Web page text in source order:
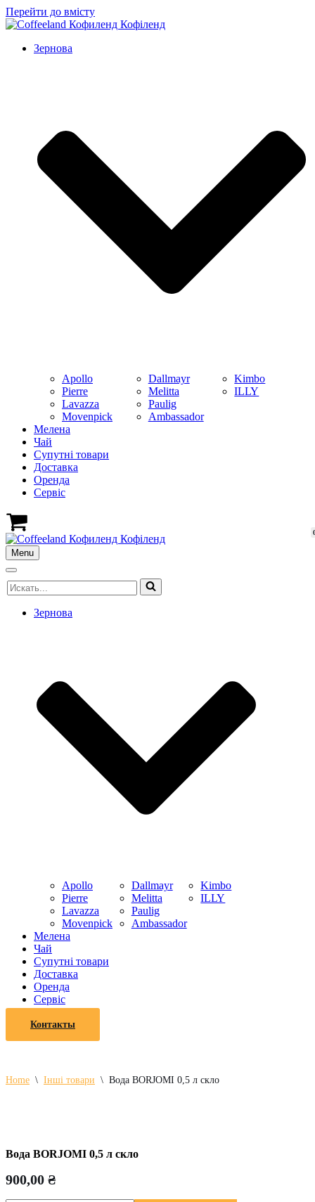
Перейти до вмісту
Зернова
Apollo
Pierre
Lavazza
Movenpick
Dallmayr
Melitta
Paulig
Ambassador
Kimbo
ILLY
Мелена
Чай
Супутні товари
Доставка
Оренда
Cервіс
Кошик
Menu
Меню
Меню
навігації
Шукати...
Зернова
Apollo
Pierre
Lavazza
Movenpick
Dallmayr
Melitta
Paulig
Ambassador
Kimbo
ILLY
Мелена
Чай
Супутні товари
Доставка
Оренда
Cервіс
Контакты
Home \ Інші товари \ Вода BORJOMI 0,5 л скло
Вода BORJOMI 0,5 л скло
900,00 ₴